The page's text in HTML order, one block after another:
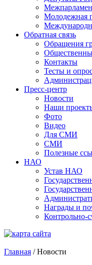
Молодежная
Обратная cвязь
Обращения
Контакты
Тесты и
Пресс-центр
Новости
Наши
Фото
Видео
Для СМИ
СМИ
Полезные
НАО
Устав НАО
Награды и
Контрольно-
Главная /Новости